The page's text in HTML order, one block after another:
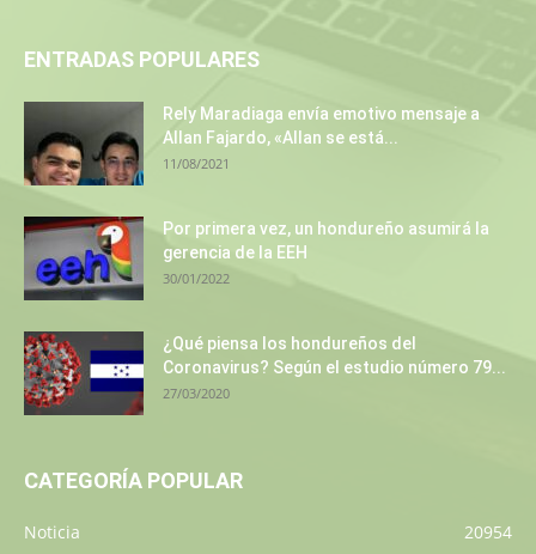
ENTRADAS POPULARES
Rely Maradiaga envía emotivo mensaje a
Allan Fajardo, «Allan se está...
11/08/2021
Por primera vez, un hondureño asumirá la
gerencia de la EEH
30/01/2022
¿Qué piensa los hondureños del
Coronavirus? Según el estudio número 79...
27/03/2020
CATEGORÍA POPULAR
Noticia
20954